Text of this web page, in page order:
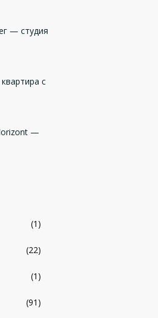
— студия
с
—
(1)
(22)
(1)
(91)